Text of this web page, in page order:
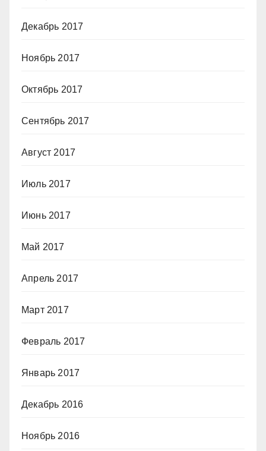
Декабрь 2017
Ноябрь 2017
Октябрь 2017
Сентябрь 2017
Август 2017
Июль 2017
Июнь 2017
Май 2017
Апрель 2017
Март 2017
Февраль 2017
Январь 2017
Декабрь 2016
Ноябрь 2016